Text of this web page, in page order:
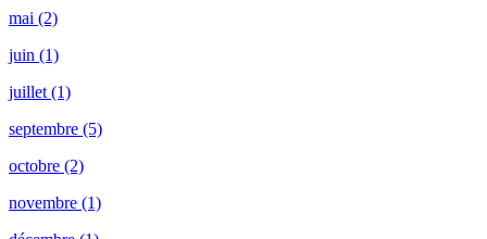
mai (2)
juin (1)
juillet (1)
septembre (5)
octobre (2)
novembre (1)